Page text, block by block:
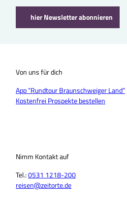
hier Newsletter abonnieren
Von uns für dich
App “Rundtour Braunschweiger Land”
Kostenfrei Prospekte bestellen
Nimm Kontakt auf
Tel.:0531 1218-200
reisen@zeitorte.de